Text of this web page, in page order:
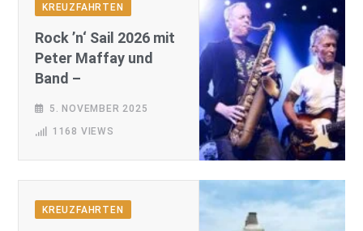
KREUZFAHRTEN
Rock ’n‘ Sail 2026 mit
Peter Maffay und
Band –
5. NOVEMBER 2025
1168 VIEWS
KREUZFAHRTEN